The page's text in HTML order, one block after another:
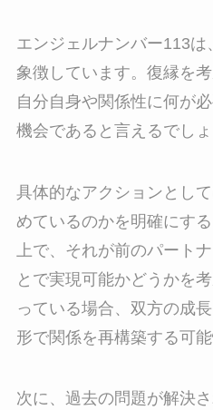
エンジェルナンバー113
象徴しています。復縁を
自分自身や関係性に何が
機会であると言えるでしょ
具体的なアクションとし
めているのかを明確にす
上で、それが前のパート
とで実現可能かどうかを
っている場合、双方の成
形で関係を再構築する可能
次に、過去の問題が解決